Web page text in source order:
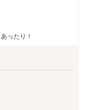
ったり！